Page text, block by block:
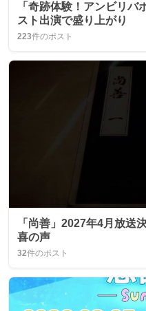
「奇跡体験！アンビリ
スト出演で盛り上がり
223件のポスト
「尚善」2027年4月放送
喜の声
32件のポスト